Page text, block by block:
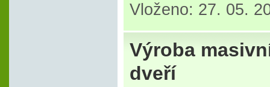
Vloženo: 27. 05.
Výroba
dveří